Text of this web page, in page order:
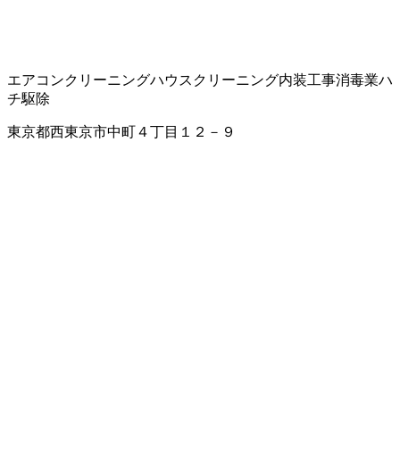
エアコンクリーニングハウスクリーニング内装工事消毒業ハ
チ駆除
東京都西東京市中町４丁目１２－９